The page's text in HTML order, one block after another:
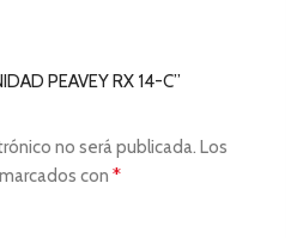
PEAVEY RX 14-C”
no será publicada. Los
con *